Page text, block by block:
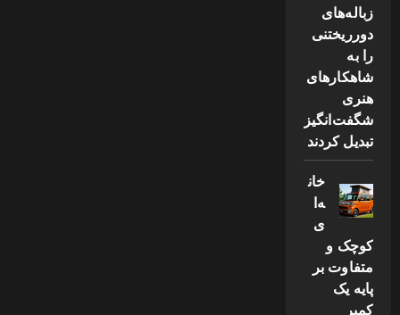
زباله‌های
دورریختنی
را به
شاهکارهای
هنری
شگفت‌انگیز
تبدیل کردند
خان
ه‌ا
ی
کوچک و
متفاوت بر
پایه یک
کمپر